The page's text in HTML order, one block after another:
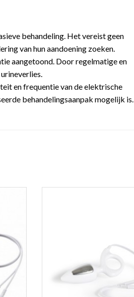
behandeling. Het vereist geen
van hun aandoening zoeken.
aangetoond. Door regelmatige en
en frequentie van de elektrische
behandelingsaanpak mogelijk is.